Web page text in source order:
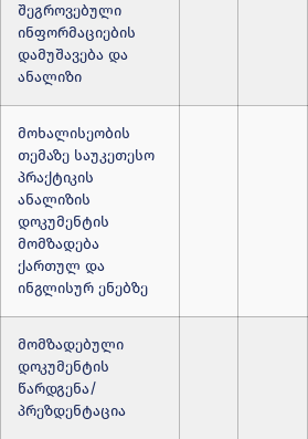
შეგროვებული
ინფორმაციების
დამუშავება და
ანალიზი
მოხალისეობის
თემაზე საუკეთესო
პრაქტიკის
ანალიზის
დოკუმენტის
მომზადება
ქართულ და
ინგლისურ ენებზე
მომზადებული
დოკუმენტის
წარდგენა/
პრეზდენტაცია